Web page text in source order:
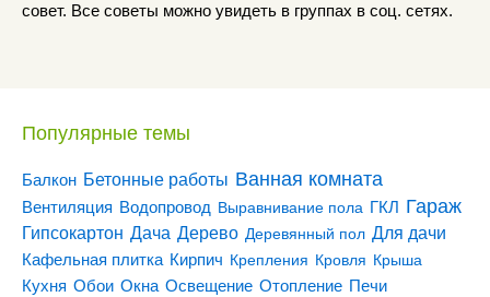
совет. Все советы можно увидеть в группах в соц. сетях.
Популярные темы
Балкон Бетонные работы Ванная комната
Вентиляция Водопровод Выравнивание пола ГКЛ Гараж
Гипсокартон Дача Дерево Деревянный пол Для дачи
Кафельная плитка Кирпич Крепления Кровля Крыша
Кухня Обои Окна Освещение Отопление Печи